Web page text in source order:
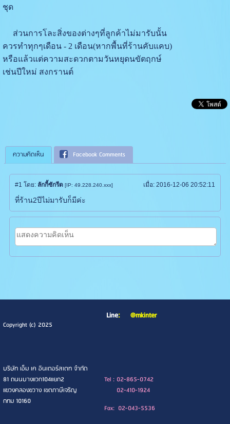
ชุด
ส่วนการโละสิ่งของต่างๆที่ลูกค้าไม่มารับนั้น
ควรทำทุกๆเดือน - 2 เดือน(หากพื้นที่ร้านคับแคบ)
หรือแล้วแต่ความสะดวกตามวันหยุดนขัตฤกษ์
เช่นปีใหม่ สงกรานต์
ความคิดเห็น Facebook Comments
#1 โดย: ลักกี้ซักรีด [IP: 49.228.240.xxx] เมื่อ:2016-12-06 20:52:11
ที่ร้าน2ปีไม่มารับก็มีค่ะ
Copyright (c) 2025
Line: @mkinter
บริษัท เอ็ม เค อินเตอร์สเตท จำกัด
81 ถนนบางแวก104แยก2
แขวงคลองขวาง เขตภาษีเจริญ
กทม 10160
Tel : 02-865-0742
02-410-1924
Fax: 02-043-5536